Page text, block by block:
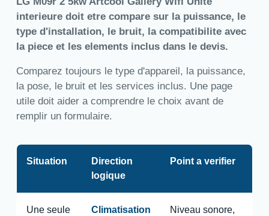
interieure doit etre compare sur la puissance, le
type d'installation, le bruit, la compatibilite avec
la piece et les elements inclus dans le devis.
Comparez toujours le type d'appareil, la puissance,
la pose, le bruit et les services inclus. Une page
utile doit aider a comprendre le choix avant de
remplir un formulaire.
Situation
Direction
logique
Point a verifier
Une seule
Climatisation
Niveau sonore,